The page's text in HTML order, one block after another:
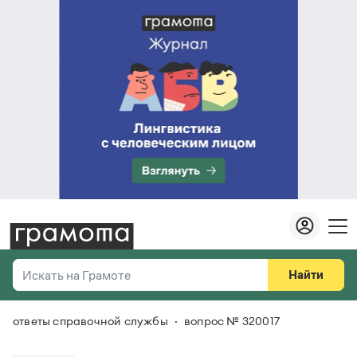
Искать на Грамоте
Справочная служба
Найти
Везде
ответы справочной службы вопрос № 320017